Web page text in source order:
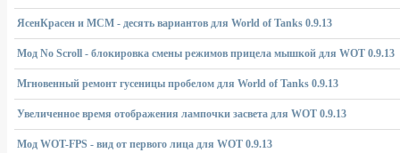
ЯсенКрасен и МСМ - десять вариантов для World of Tanks 0.9.13
Мод No Scroll - блокировка смены режимов прицела мышкой для WOT 0.9.13
Мгновенный ремонт гусеницы пробелом для World of Tanks 0.9.13
Увеличенное время отображения лампочки засвета для WOT 0.9.13
Мод WOT-FPS - вид от первого лица для WOT 0.9.13